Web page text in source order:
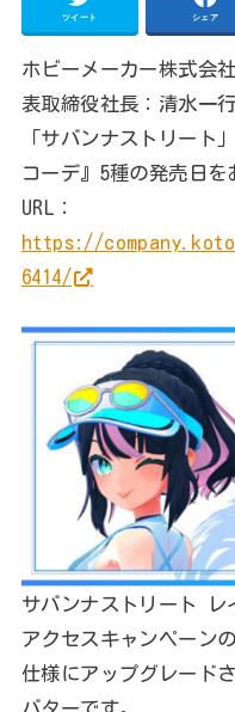
ツイート シェア
ホビーメーカー株式会
表取締役社長：清水一
「サバンナストリート
コーデ』5種の発売日を
URL：
https://
6414/
サバンナストリート レ
アクセスキャンペーン
仕様にアップグレード